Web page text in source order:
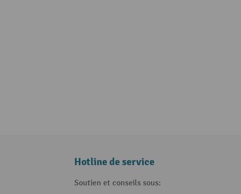
Hotline de service
Soutien et conseils sous: